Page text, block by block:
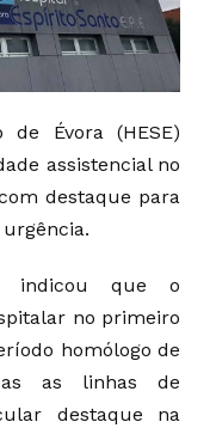
Évora (HESE)
assistencial no
destaque para
indicou que o
no primeiro
homólogo de
as linhas de
destaque na